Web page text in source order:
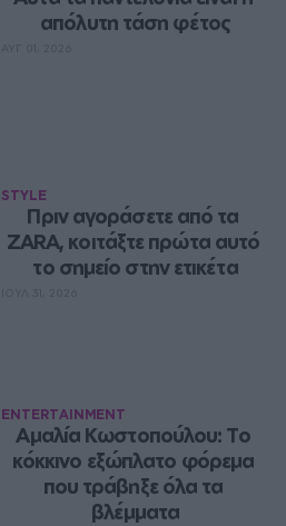
απόλυτη τάση φέτος
STYLE
Πριν αγοράσετε από τα
ZARA, κοιτάξτε πρώτα αυτό
το σημείο στην ετικέτα
ENTERTAINMENT
Αμαλία Κωστοπούλου: Το
κόκκινο εξώπλατο φόρεμα
που τράβηξε όλα τα
βλέμματα